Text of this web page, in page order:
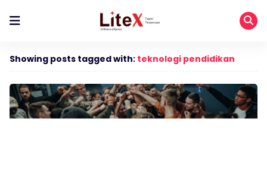
Showing posts tagged with: teknologi pendidikan